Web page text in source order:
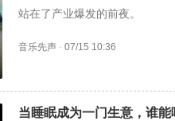
站在了产业爆发的前夜。
音乐先声 · 07/15 10:36
当睡眠成为一门生意，谁